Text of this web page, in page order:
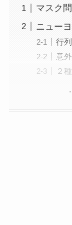
マスク
ニュー
行
意
２